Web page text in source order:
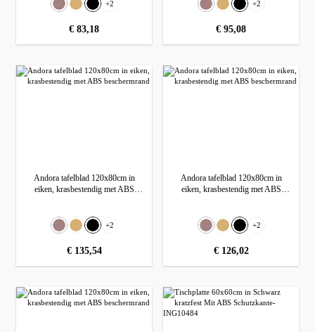
Dunkelbraun (Wenge)
(Deze optie is momenteel niet beschikbaar.)
EikenZwart
+2
normale prijs:
€ 83,18
Dunkelbraun (Wenge)
(Deze optie is momenteel niet
EikenZwart
+2
normale prijs:
€ 95,08
Andora tafelblad 120x80cm in
eiken, krasbestendig met ABS
Selecteer
Kleur Dunkelbraun (Wenge)
(Deze optie is momenteel niet beschikbaar.)
EikenZwart
+2
normale prijs:
€ 135,54
Andora tafelblad 120x80cm in
eiken, krasbestendig met ABS
Selecteer
Kleur Dunkelbraun (Wenge)
(Deze optie is momenteel niet
EikenZwart
+2
normale prijs:
€ 126,02